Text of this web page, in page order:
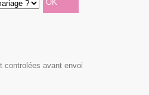
controlées avant envoi